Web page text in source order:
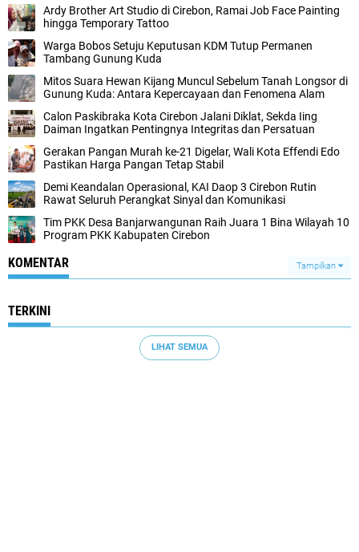
Ardy Brother Art Studio di Cirebon, Ramai Job Face Painting
hingga Temporary Tattoo
Warga Bobos Setuju Keputusan KDM Tutup Permanen
Tambang Gunung Kuda
Mitos Suara Hewan Kijang Muncul Sebelum Tanah Longsor di
Gunung Kuda: Antara Kepercayaan dan Fenomena Alam
Calon Paskibraka Kota Cirebon Jalani Diklat, Sekda Iing
Daiman Ingatkan Pentingnya Integritas dan Persatuan
Gerakan Pangan Murah ke-21 Digelar, Wali Kota Effendi Edo
Pastikan Harga Pangan Tetap Stabil
Demi Keandalan Operasional, KAI Daop 3 Cirebon Rutin
Rawat Seluruh Perangkat Sinyal dan Komunikasi
Tim PKK Desa Banjarwangunan Raih Juara 1 Bina Wilayah 10
Program PKK Kabupaten Cirebon
KOMENTAR Tampilkan
TERKINI
LIHAT SEMUA